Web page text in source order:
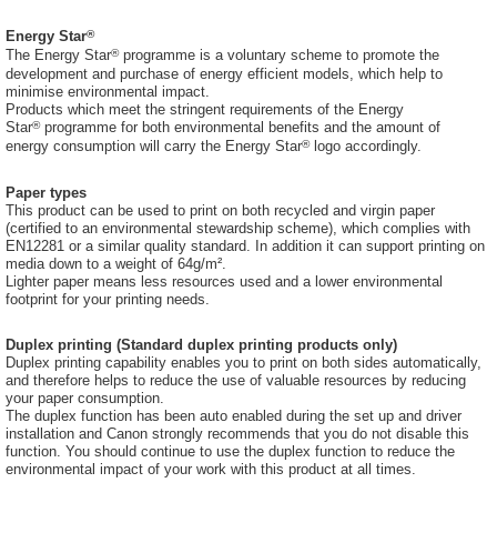
Energy Star®
The Energy Star®programme is a voluntary scheme to promote the
development and purchase of energy efficient models, which help to
minimise environmental impact.
Products which meet the stringent requirements of the Energy
Star®programme for both environmental benefits and the amount of
energy consumption will carry the Energy Star®logo accordingly.
Paper types
This product can be used to print on both recycled and virgin paper
(certified to an environmental stewardship scheme), which complies with
EN12281 or a similar quality standard. In addition it can support printing on
media down to a weight of 64g/m².
Lighter paper means less resources used and a lower environmental
footprint for your printing needs.
Duplex printing (Standard duplex printing products only)
Duplex printing capability enables you to print on both sides automatically,
and therefore helps to reduce the use of valuable resources by reducing
your paper consumption.
The duplex function has been auto enabled during the set up and driver
installation and Canon strongly recommends that you do not disable this
function. You should continue to use the duplex function to reduce the
environmental impact of your work with this product at all times.